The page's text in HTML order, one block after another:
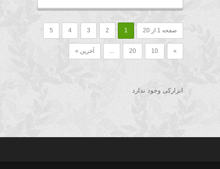
صفحه 1 از 20 1
2
3
4
5
»
10
20 آخرین »
ابزارکی وجود ندارد